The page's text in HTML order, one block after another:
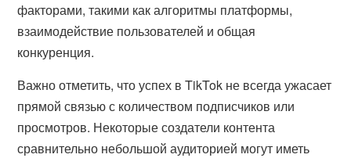
факторами, такими как алгоритмы платформы,
взаимодействие пользователей и общая
конкуренция.
Важно отметить, что успех в TikTok не всегда ужасает
прямой связью с количеством подписчиков или
просмотров. Некоторые создатели контента
сравнительно небольшой аудиторией могут иметь